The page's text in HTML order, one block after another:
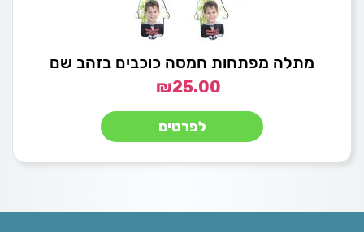
מתלה מפתחות חמסה כוכבים בזהב שם
₪25.00
לפרטים